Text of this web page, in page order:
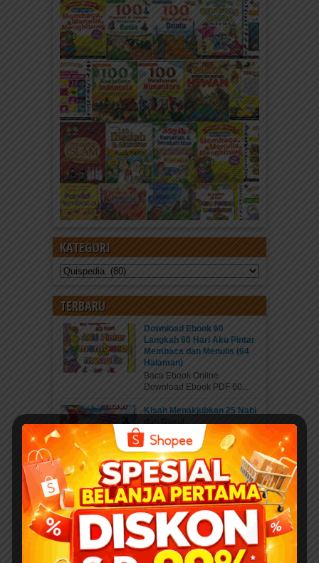
KATEGORI
Kategori
TERBARU
Download Ebook 60
Langkah 60 Hari Aku Pintar
Membaca dan Menulis (64
Halaman)
Baca Ebook Online
Download Ebook PDF 60...
Kisah Menakjubkan 25 Nabi
dan Rasul
Pahala Sedekah jariyah
ebook PDF “Kisah...
Download 400 Judul Ebook
Anak Isi 10+ Ribu Halaman
PDF Karya Kak Nurul Ihsan
DOWNLOAD EBOOK
ANAK DENGAN DONASI...
Daftar Anggota Elibrary.id
Daftar di sini Salam Sahabat